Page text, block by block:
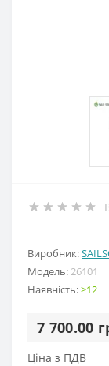
Виробник:
Модель:26101
Наявність:>12
7 700.00
Ціна з ПДВ